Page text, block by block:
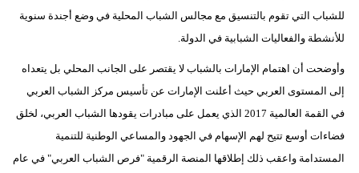
للشباب التي تقوم بالتنسيق مع مجالس الشباب المحلية في وضع أجندة سنوية
للأنشطة والفعاليات الشبابية في الدولة.
وأوضحت أن اهتمام الإمارات بالشباب لا يقتصر على الجانب المحلي بل يتعداه
إلى المستوى العربي حيث أعلنت الإمارات عن تأسيس مركز الشباب العربي
في القمة العالمية 2017 الذي يعمل على مبادرات يقودها الشباب العربي، لخلق
فضاءات أوسع تتيح لهم الإسهام في الجهود والمساعي الوطنية للتنمية
المستدامة واعقب ذلك إطلاقها المنصة الرقمية "فرص الشباب العربي" في عام